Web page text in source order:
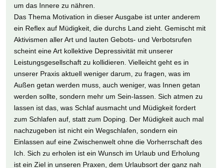
um das Innere zu nähren.
Das Thema Motivation in dieser Ausgabe ist unter anderem
ein Reflex auf Müdigkeit, die durchs Land zieht. Gemischt mit
Aktivismen aller Art und lauten Gebots- und Verbotsrufen
scheint eine Art kollektive Depressivität mit unserer
Leistungsgesellschaft zu kollidieren. Vielleicht geht es in
unserer Praxis aktuell weniger darum, zu fragen, was im
Außen getan werden muss, auch weniger, was Innen getan
werden sollte, sondern mehr um Sein-lassen. Sich atmen zu
lassen ist das, was Schlaf ausmacht und Müdigkeit fordert
zum Schlafen auf, statt zum Doping. Der Müdigkeit auch mal
nachzugeben ist nicht ein Wegschlafen, sondern ein
Einlassen auf eine Zwischenwelt ohne die Vorherrschaft des
Ich. Sich zu erholen ist ein Wunsch im Urlaub und Erholung
ist ein Ziel in unseren Praxen, dem Urlaubsort der ganz nah